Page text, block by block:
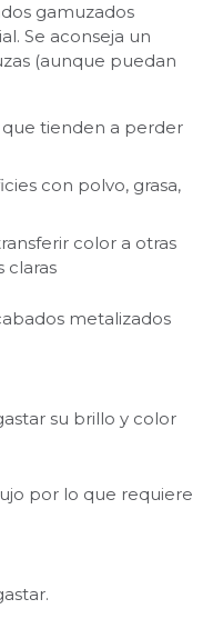
gamuzados
Se aconseja un
(aunque puedan
tienden a perder
con polvo, grasa,
color a otras
claras
metalizados
su brillo y color
por lo que requiere